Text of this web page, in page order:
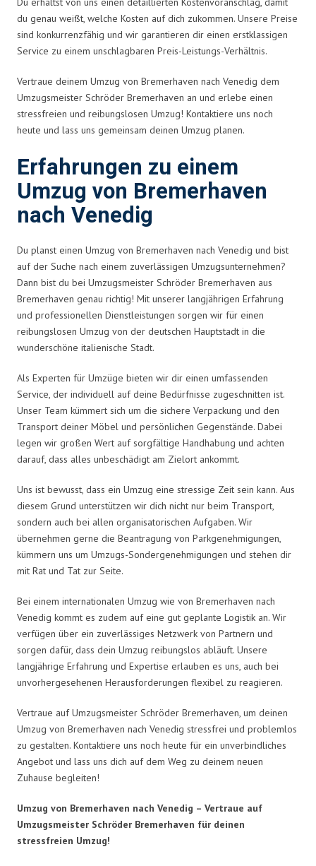
du genau weißt, welche Kosten auf dich zukommen. Unsere Preise
sind konkurrenzfähig und wir garantieren dir einen erstklassigen
Service zu einem unschlagbaren Preis-Leistungs-Verhältnis.
Vertraue deinem Umzug von Bremerhaven nach Venedig dem
Umzugsmeister Schröder Bremerhaven an und erlebe einen
stressfreien und reibungslosen Umzug! Kontaktiere uns noch
heute und lass uns gemeinsam deinen Umzug planen.
Erfahrungen zu einem
Umzug von Bremerhaven
nach Venedig
Du planst einen Umzug von Bremerhaven nach Venedig und bist
auf der Suche nach einem zuverlässigen Umzugsunternehmen?
Dann bist du bei Umzugsmeister Schröder Bremerhaven aus
Bremerhaven genau richtig! Mit unserer langjährigen Erfahrung
und professionellen Dienstleistungen sorgen wir für einen
reibungslosen Umzug von der deutschen Hauptstadt in die
wunderschöne italienische Stadt.
Als Experten für Umzüge bieten wir dir einen umfassenden
Service, der individuell auf deine Bedürfnisse zugeschnitten ist.
Unser Team kümmert sich um die sichere Verpackung und den
Transport deiner Möbel und persönlichen Gegenstände. Dabei
legen wir großen Wert auf sorgfältige Handhabung und achten
darauf, dass alles unbeschädigt am Zielort ankommt.
Uns ist bewusst, dass ein Umzug eine stressige Zeit sein kann. Aus
diesem Grund unterstützen wir dich nicht nur beim Transport,
sondern auch bei allen organisatorischen Aufgaben. Wir
übernehmen gerne die Beantragung von Parkgenehmigungen,
kümmern uns um Umzugs-Sondergenehmigungen und stehen dir
mit Rat und Tat zur Seite.
Bei einem internationalen Umzug wie von Bremerhaven nach
Venedig kommt es zudem auf eine gut geplante Logistik an. Wir
verfügen über ein zuverlässiges Netzwerk von Partnern und
sorgen dafür, dass dein Umzug reibungslos abläuft. Unsere
langjährige Erfahrung und Expertise erlauben es uns, auch bei
unvorhergesehenen Herausforderungen flexibel zu reagieren.
Vertraue auf Umzugsmeister Schröder Bremerhaven, um deinen
Umzug von Bremerhaven nach Venedig stressfrei und problemlos
zu gestalten. Kontaktiere uns noch heute für ein unverbindliches
Angebot und lass uns dich auf dem Weg zu deinem neuen
Zuhause begleiten!
Umzug von Bremerhaven nach Venedig – Vertraue auf
Umzugsmeister Schröder Bremerhaven für deinen
stressfreien Umzug!